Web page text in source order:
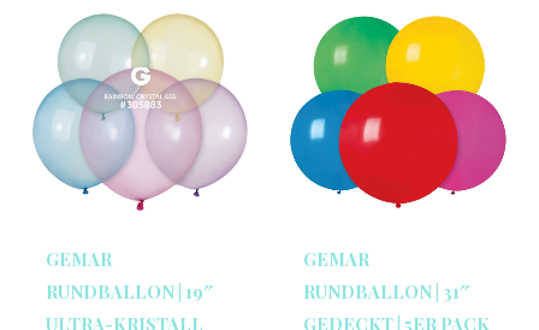
GEMAR
RUNDBALLON | 19″
ULTRA-KRISTALL
GEMAR
RUNDBALLON | 31″
GEDECKT | 5ER PACK